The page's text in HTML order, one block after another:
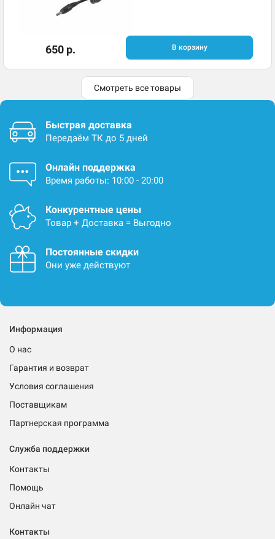
650 р. В корзину
Смотреть все товары
Быстрая доставка
Передаём ТК до 5 дней
Онлайн поддержка
Время работы: 10:00 - 20:00
Конкурентные цены
Товар + Доставка = Выгодно
Постоянные скидки
Они уже действуют
Информация
О нас
Гарантия и возврат
Условия соглашения
Поставщикам
Партнерская программа
Служба поддержки
Контакты
Помощь
Онлайн чат
Контакты